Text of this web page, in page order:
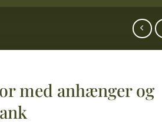
med anhænger og